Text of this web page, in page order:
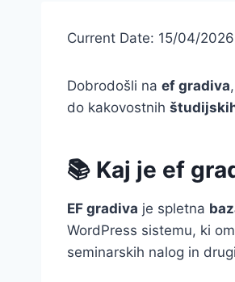
Current Date: 15/04/
Dobrodošli na ef gradiva
do kakovostnih
📚 Kaj je ef
EF gradiva je spletna
WordPress sistemu, ki
seminarskih nalog in